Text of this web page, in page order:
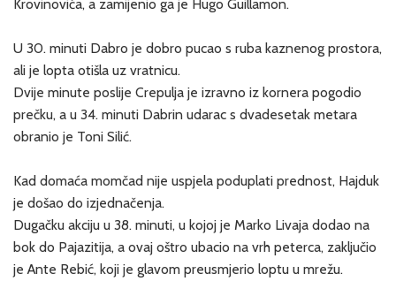
Krovinovića, a zamijenio ga je Hugo Guillamon.
U 30. minuti Dabro je dobro pucao s ruba kaznenog prostora,
ali je lopta otišla uz vratnicu.
Dvije minute poslije Crepulja je izravno iz kornera pogodio
prečku, a u 34. minuti Dabrin udarac s dvadesetak metara
obranio je Toni Silić.
Kad domaća momčad nije uspjela poduplati prednost, Hajduk
je došao do izjednačenja.
Dugačku akciju u 38. minuti, u kojoj je Marko Livaja dodao na
bok do Pajazitija, a ovaj oštro ubacio na vrh peterca, zaključio
je Ante Rebić, koji je glavom preusmjerio loptu u mrežu.